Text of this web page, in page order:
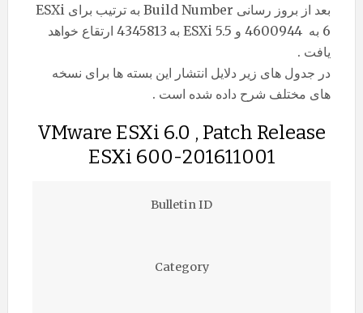
بعد از بروز رسانی Build Number به ترتیب برای ESXi
6 به 4600944 و ESXi 5.5 به 4345813 ارتقاع خواهد
یافت .
در جدول های زیر دلایل انتشار این بسته ها برای نسخه
های مختلف شرح داده شده است .
VMware ESXi 6.0 , Patch Release
ESXi 600-201611001
Bulletin ID
Category